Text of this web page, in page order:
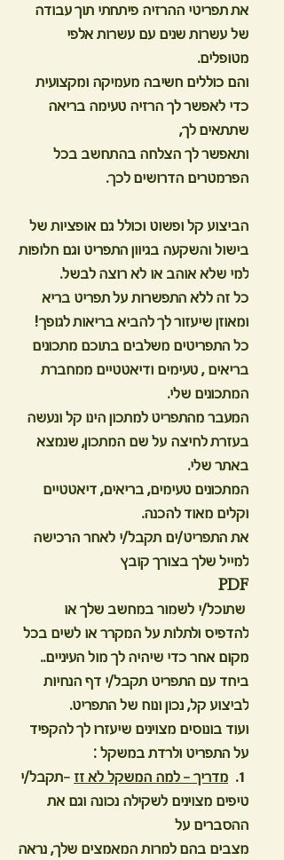
את תפריטי ההרזיה פיתחתי תוך עבודה
של עשרות שנים עם עשרות אלפי
מטופלים.
והם כוללים חשיבה מעמיקה ומקצועית
כדי לאפשר לך הרזיה טעימה בריאה
שתתאים לך,
ותאפשר לך הצלחה בהתחשב בכל
הפרמטרים הדרושים לכך.
הביצוע קל ופשוט וכולל גם אופציות של
בישול והשקעה בגיוון התפריט וגם חלופות
למי שלא אוהב או לא רוצה לבשל.
כל זה ללא התפשרות על תפריט בריא
ומאוזן שיעזור לך להביא בריאות לגופך!
כל התפריטים משלבים בתוכם מתכונים
בריאים , טעימים ודיאטטיים ממחברת
המתכונים שלי.
המעבר מהתפריט למתכון הינו קל ונעשה
בעזרת לחיצה על שם המתכון, שנמצא
באתר שלי.
המתכונים טעימים, בריאים, דיאטטיים
וקלים מאוד להכנה.
את התפריט/ים תקבל/י לאחר הרכישה
למייל שלך בצורך קובץ
PDF
שתוכל/י לשמור במחשב שלך או
להדפיס ולתלות על המקרר או לשים בכל
מקום אחר כדי שיהיה לך מול העיניים..
ביחד עם התפריט תקבל/י דף הנחיות
לביצוע קל, נכון ונוח של התפריט.
​ועוד בונוסים מצוינים שיעזרו לך להקפיד
על התפריט ולרדת במשקל :
מדריך - למה המשקל לא זז -תקבל/י
טיפים מצוינים לשקילה נכונה וגם את
ההסברים על
מצבים בהם למרות המאמצים שלך, נראה